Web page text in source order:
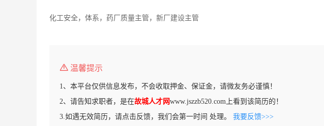
化工安全，体系，药厂质量主管，新厂建设主管
温馨提示
1、本平台仅供信息发布，不会收取押金、保证金，请微友务必谨慎！
2、请告知求职者，是在故城人才网www.jszzb520.com上看到该简历的！
3.如遇无效简历，请点击反馈，我们会第一时间 处理。 我要反馈>>>